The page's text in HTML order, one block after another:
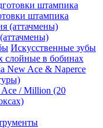
штампика
Искусственные зубы
в бобинах
New Ace & Naperce
Ace / Million (20